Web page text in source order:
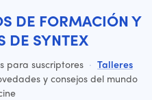
DE FORMACIÓN Y
DE SYNTEX
para suscriptores · Talleres
y consejos del mundo